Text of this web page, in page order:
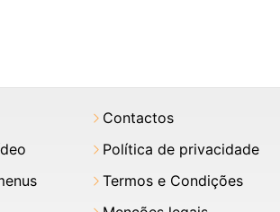
Contactos
Política de privacidade
Termos e Condições